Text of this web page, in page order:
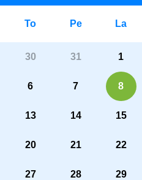
To Pe La
30 31 1
6 7 8
13 14 15
20 21 22
27 28 29